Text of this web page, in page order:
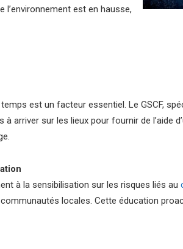
est en hausse,
est un facteur essentiel. Le GSCF,
à arriver sur les lieux pour fournir de l’aide
à la sensibilisation sur les risques liés au
locales. Cette éducation